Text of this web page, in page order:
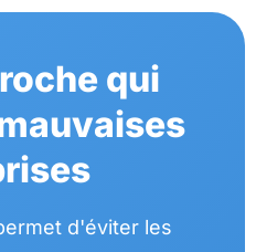
qui
d'éviter les